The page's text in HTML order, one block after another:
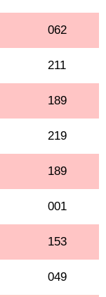
062
211
189
219
189
001
153
049